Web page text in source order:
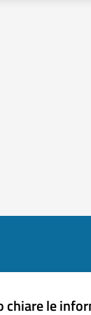
chiare le